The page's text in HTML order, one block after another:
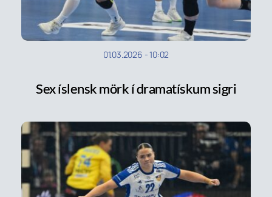
01.03.2026 -10:02
Sex íslensk mörk í dramatískum sigri